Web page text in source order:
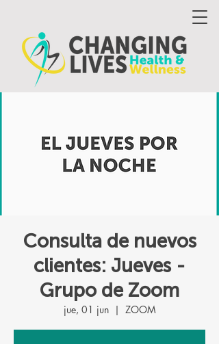
Consulta de nuevos
clientes: Jueves -
Grupo de Zoom
jue, 01 jun
  |
ZOOM